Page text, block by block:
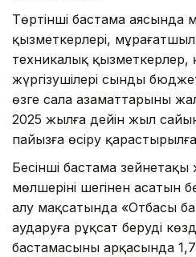
Төртінші бастама аясында
қызметкерлері,
техникалық қызметкерлер,
жүргізушілері сынды
өзге сала азаматтарының
2025 жылға дейін жыл
пайызға өсіру
Бесінші бастама зейнетақы
мөлшерінің шегінен асатын
алу мақсатында «Отбасы
аударуға рұқсат беруді
бастамасының арқасында